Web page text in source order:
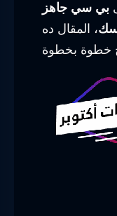
، المقال ده